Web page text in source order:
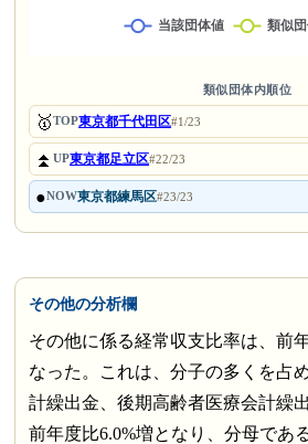
類似団体内順位
🥇TOP東京都千代田区#1/23
⏫UP東京都足立区#22/23
●NOW東京都練馬区#23/23
その他の分析欄
その他に係る経常収支比率は、前
なった。これは、分子の多くを占
計繰出金、後期高齢者医療会計繰
前年度比6.0%増となり、分母であ